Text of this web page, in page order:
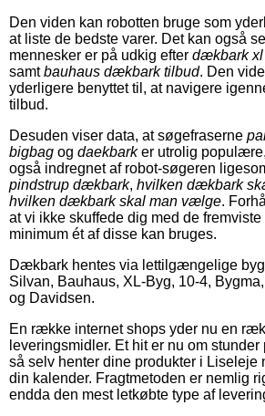
Den viden kan robotten bruge som
at liste de bedste varer. Det kan også
mennesker er på udkig efter dækbark xl
samtbauhaus dækbark tilbud. Den
yderligere benyttet til, at navigere
tilbud.
Desuden viser data, at søgefraserne
bigbag og daekbarker utrolig
også indregnet af robot-søgeren
pindstrup dækbark, hvilken dækbark
hvilken dækbark skal man vælge.
at vi ikke skuffede dig med de fremviste
minimum ét af disse kan bruges.
Dækbark hentes via lettilgængelige
Silvan, Bauhaus, XL-Byg, 10-4,
og Davidsen.
En række internet shops yder nu en
leveringsmidler. Et hit er nu om
så selv henter dine produkter i Liseleje
din kalender. Fragtmetoden er nemlig
endda den mest letkøbte type af